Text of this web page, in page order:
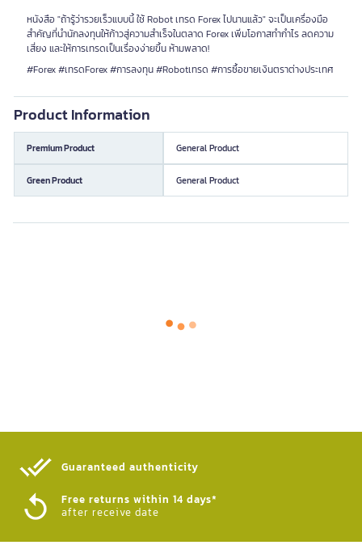
หนังสือ "ถ้ารู้ว่ารวยเร็วแบบนี้ ใช้ Robot เทรด Forex ไปนานแล้ว" จะเป็นเครื่องมือ
สำคัญที่นำนักลงทุนให้ก้าวสู่ความสำเร็จในตลาด Forex เพิ่มโอกาสทำกำไร ลดความ
เสี่ยง และให้การเทรดเป็นเรื่องง่ายขึ้น ห้ามพลาด!
#Forex #เทรดForex #การลงทุน #Robotเทรด #การซื้อขายเงินตราต่างประเทศ
Product Information
Premium Product General Product
Green Product General Product
Guaranteed authenticity​
Free returns within 14 days*
after receive date